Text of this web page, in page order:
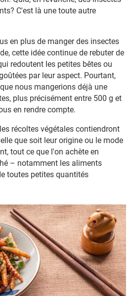
C'est là une toute autre
en plus de manger des insectes
cette idée continue de rebuter de
redoutent les petites bêtes ou
par leur aspect. Pourtant,
nous mangerions déjà une
plus précisément entre 500 g et
en rendre compte.
récoltes végétales contiendront
que soit leur origine ou le mode
tout ce que l'on achète en
– notamment les aliments
toutes petites quantités